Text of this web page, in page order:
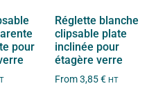
pour
Réglette blanche
clipsable plate
inclinée pour
étagère verre
From3,85€ HT